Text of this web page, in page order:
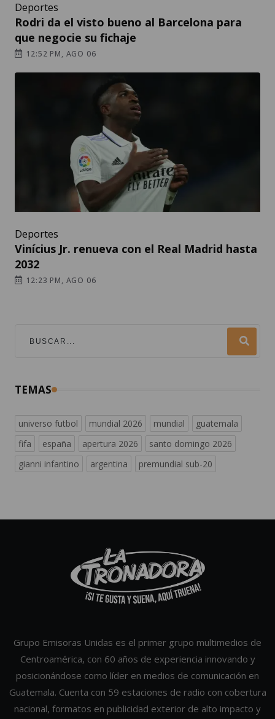
Deportes
Rodri da el visto bueno al Barcelona para
que negocie su fichaje
12:52 PM, AGO 06
Deportes
Vinícius Jr. renueva con el Real Madrid hasta
2032
12:23 PM, AGO 06
TEMAS
universo futbol mundial 2026 mundial
guatemala
fifa
españa apertura 2026
santo domingo 2026
gianni infantino
argentina premundial sub-20
Grupo Emisoras Unidas es el primer grupo multimedios de
Centroamérica, con 60 años de experiencia innovando y
posicionándose como líder en medios de comunicación en
Guatemala. Cuenta con 59 estaciones de radio con cobertura
nacional, formatos en publicidad exterior de alto impacto y